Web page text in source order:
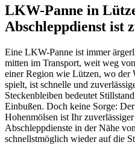
LKW-Panne in
Abschleppdienst ist
Eine LKW-Panne ist immer
mitten im Transport, weit weg
einer Region wie Lützen, wo der
spielt, ist schnelle und
Steckenbleiben bedeutet
Einbußen. Doch keine Sorge:
Hohenmölsen ist Ihr
Abschleppdienste in der Nähe
schnellstmöglich wieder auf die